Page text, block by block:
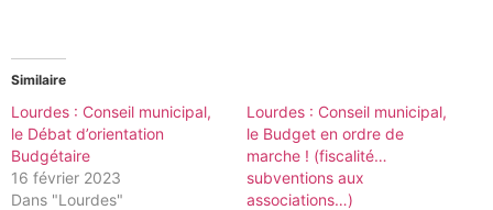
Similaire
Lourdes : Conseil municipal,
le Débat d’orientation
Budgétaire
16 février 2023
Dans "Lourdes"
Lourdes : Conseil municipal,
le Budget en ordre de
marche ! (fiscalité…
subventions aux
associations…)